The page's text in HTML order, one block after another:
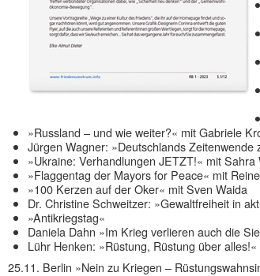
»Russland – und wie weiter?« mit Gabriele
Jürgen Wagner: »Deutschlands
»Ukraine: Verhandlungen JETZT!« mit
»Flaggentag der Mayors for Peace« mit
»100 Kerzen auf der Oker« mit Sven Waida
Dr. Christine Schweitzer: »Gewaltfreiheit in
»Antikriegstag«
Daniela Dahn »Im Krieg verlieren auch die
Lühr Henken: »Rüstung, Rüstung über alles!«
25.11. Berlin »Nein zu Kriegen –